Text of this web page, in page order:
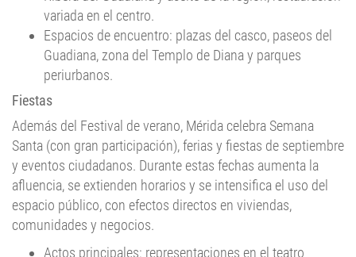
Espacios de encuentro: plazas del casco, paseos del
Guadiana, zona del Templo de Diana y parques
periurbanos.
Fiestas
Además del Festival de verano, Mérida celebra Semana
Santa (con gran participación), ferias y fiestas de septiembre
y eventos ciudadanos. Durante estas fechas aumenta la
afluencia, se extienden horarios y se intensifica el uso del
espacio público, con efectos directos en viviendas,
comunidades y negocios.
Actos principales: representaciones en el teatro
romano, procesiones, conciertos y ferias con oferta